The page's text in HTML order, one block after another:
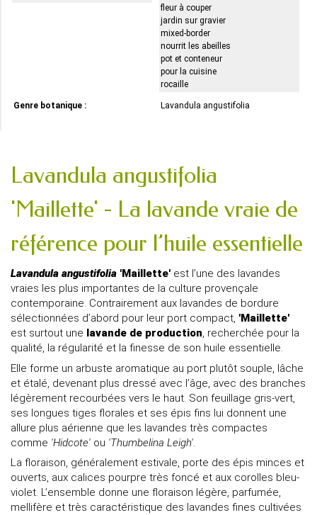
fleur à couper
jardin sur gravier
mixed-border
nourrit les abeilles
pot et conteneur
pour la cuisine
rocaille
Genre botanique : Lavandula angustifolia
Lavandula angustifolia
'Maillette' - La lavande vraie de
référence pour l’huile essentielle
Lavandula angustifolia 'Maillette' est l’une des lavandes
vraies les plus importantes de la culture provençale
contemporaine. Contrairement aux lavandes de bordure
sélectionnées d’abord pour leur port compact, 'Maillette'
est surtout une lavande de production, recherchée pour la
qualité, la régularité et la finesse de son huile essentielle.
Elle forme un arbuste aromatique au port plutôt souple, lâche
et étalé, devenant plus dressé avec l’âge, avec des branches
légèrement recourbées vers le haut. Son feuillage gris-vert,
ses longues tiges florales et ses épis fins lui donnent une
allure plus aérienne que les lavandes très compactes
comme 'Hidcote' ou 'Thumbelina Leigh'.
La floraison, généralement estivale, porte des épis minces et
ouverts, aux calices pourpre très foncé et aux corolles bleu-
violet. L’ensemble donne une floraison légère, parfumée,
mellifère et très caractéristique des lavandes fines cultivées